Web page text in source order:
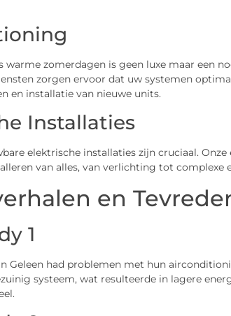
warme zomerdagen is geen luxe maar een
zorgen ervoor dat uw systemen
en installatie van nieuwe units.
Installaties
elektrische installaties zijn cruciaal.
van alles, van verlichting tot complexe
en
1
Geleen had problemen met hun
systeem, wat resulteerde in lagere